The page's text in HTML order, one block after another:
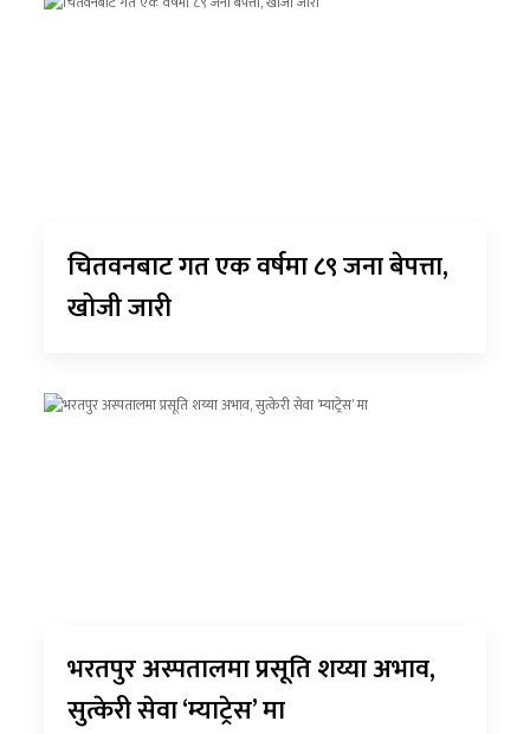
चितवनबाट गत एक वर्षमा ८९ जना बेपत्ता,
खोजी जारी
भरतपुर अस्पतालमा प्रसूति शय्या अभाव,
सुत्केरी सेवा ‘म्याट्रेस’ मा